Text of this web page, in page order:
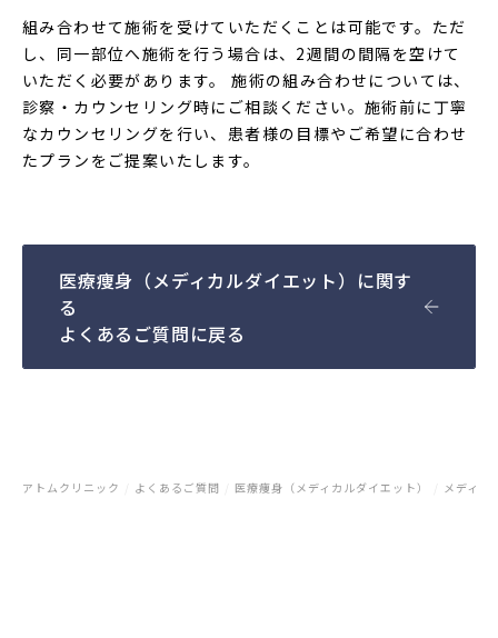
組み合わせて施術を受けていただくことは可能です。ただ
し、同一部位へ施術を行う場合は、2週間の間隔を空けて
いただく必要があります。 施術の組み合わせについては、
診察・カウンセリング時にご相談ください。施術前に丁寧
なカウンセリングを行い、患者様の目標やご希望に合わせ
たプランをご提案いたします。
医療痩身（メディカルダイエット）に関す
る
よくあるご質問に戻る
アトムクリニック よくあるご質問 医療痩身（メディカルダイエット） メディカ